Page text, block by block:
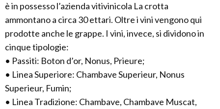
è in possesso l’azienda vitivinicola La crotta
ammontano a circa 30 ettari. Oltre i vini vengono qui
prodotte anche le grappe. I vini, invece, si dividono in
cinque tipologie:
• Passiti: Boton d’or, Nonus, Prieure;
• Linea Superiore: Chambave Superieur, Nonus
Superieur, Fumin;
• Linea Tradizione: Chambave, Chambave Muscat,